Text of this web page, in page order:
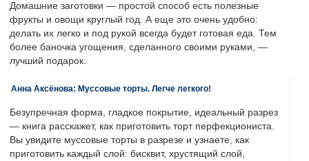
Домашние заготовки — простой способ есть полезные
фрукты и овощи круглый год. А еще это очень удобно:
делать их легко и под рукой всегда будет готовая еда. Тем
более баночка угощения, сделанного своими руками, —
лучший подарок.
Анна Аксёнова: Муссовые торты. Легче легкого!
Безупречная форма, гладкое покрытие, идеальный разрез
— книга расскажет, как приготовить торт перфекциониста.
Вы увидите муссовые торты в разрезе и узнаете, как
приготовить каждый слой: бисквит, хрустящий слой,